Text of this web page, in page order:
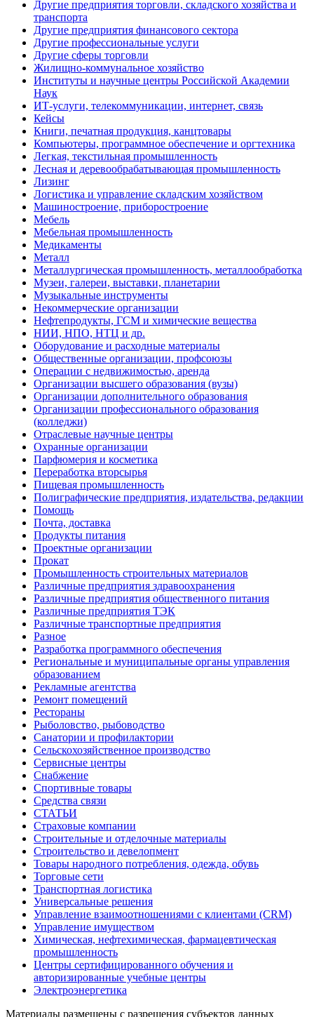
Другие предприятия торговли, складского хозяйства и
транспорта
Другие предприятия финансового сектора
Другие профессиональные услуги
Другие сферы торговли
Жилищно-коммунальное хозяйство
Институты и научные центры Российской Академии
Наук
ИТ-услуги, телекоммуникации, интернет, связь
Кейсы
Книги, печатная продукция, канцтовары
Компьютеры, программное обеспечение и оргтехника
Легкая, текстильная промышленность
Лесная и деревообрабатывающая промышленность
Лизинг
Логистика и управление складским хозяйством
Машиностроение, приборостроение
Мебель
Мебельная промышленность
Медикаменты
Металл
Металлургическая промышленность, металлообработка
Музеи, галереи, выставки, планетарии
Музыкальные инструменты
Некоммерческие организации
Нефтепродукты, ГСМ и химические вещества
НИИ, НПО, НТЦ и др.
Оборудование и расходные материалы
Общественные организации, профсоюзы
Операции с недвижимостью, аренда
Организации высшего образования (вузы)
Организации дополнительного образования
Организации профессионального образования
(колледжи)
Отраслевые научные центры
Охранные организации
Парфюмерия и косметика
Переработка вторсырья
Пищевая промышленность
Полиграфические предприятия, издательства, редакции
Помощь
Почта, доставка
Продукты питания
Проектные организации
Прокат
Промышленность строительных материалов
Различные предприятия здравоохранения
Различные предприятия общественного питания
Различные предприятия ТЭК
Различные транспортные предприятия
Разное
Разработка программного обеспечения
Региональные и муниципальные органы управления
образованием
Рекламные агентства
Ремонт помещений
Рестораны
Рыболовство, рыбоводство
Санатории и профилактории
Сельскохозяйственное производство
Сервисные центры
Снабжение
Спортивные товары
Средства связи
СТАТЬИ
Страховые компании
Строительные и отделочные материалы
Строительство и девелопмент
Товары народного потребления, одежда, обувь
Торговые сети
Транспортная логистика
Универсальные решения
Управление взаимоотношениями с клиентами (CRM)
Управление имуществом
Химическая, нефтехимическая, фармацевтическая
промышленность
Центры сертифицированного обучения и
авторизированные учебные центры
Электроэнергетика
Материалы размещены с разрешения субъектов данных